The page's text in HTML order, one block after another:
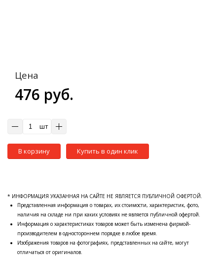
Цена
476 руб.
шт
В корзину Купить в один клик
* ИНФОРМАЦИЯ УКАЗАННАЯ НА САЙТЕ НЕ ЯВЛЯЕТСЯ ПУБЛИЧНОЙ ОФЕРТОЙ.
Представленная информация о товарах, их стоимости, характеристик, фото,
наличия на складе ни при каких условиях не является публичной офертой.
Информация о характеристиках товаров может быть изменена фирмой-
производителем в одностороннем порядке в любое время.
Изображения товаров на фотографиях, представленных на сайте, могут
отличаться от оригиналов.